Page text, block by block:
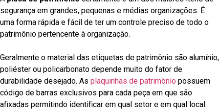
segurança em grandes, pequenas e médias organizações. É
uma forma rápida e fácil de ter um controle preciso de todo o
patrimônio pertencente à organização.
Geralmente o material das etiquetas de patrimônio são alumínio,
poliéster ou policarbonato depende muito do fator de
durabilidade desejado. As plaquinhas de patrimônio possuem
código de barras exclusivos para cada peça em que são
afixadas permitindo identificar em qual setor e em qual local